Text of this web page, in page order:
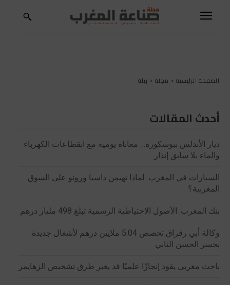
الصفحة الرئيسية مجلة بيئة
أحدث المقالات
ديار الأندلس ببوسكورة… معاناة يومية مع انقطاعات الكهرباء
والماء بلا سابق إنذار
السيارات في المغرب: لماذا تهيمن داسيا ورونو على السوق
المغربية؟
بنك المغرب: الأصول الاحتياطية الرسمية تبلغ 498 مليار درهم
وكالة أبي رقراق تخصص 5.04 ملايين درهم لأشغال جديدة
بجسر الحسن الثاني
باحث مغربي يقود إنجازًا علميًا قد يغير طرق تشخيص الزهايمر